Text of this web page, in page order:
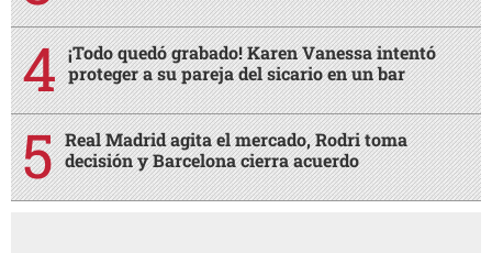
¡Todo quedó grabado! Karen Vanessa intentó
proteger a su pareja del sicario en un bar
Real Madrid agita el mercado, Rodri toma
decisión y Barcelona cierra acuerdo